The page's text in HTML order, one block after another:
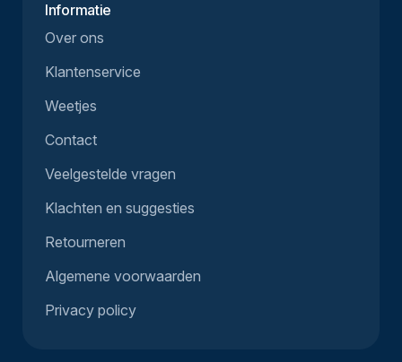
Informatie
Over ons
Klantenservice
Weetjes
Contact
Veelgestelde vragen
Klachten en suggesties
Retourneren
Algemene voorwaarden
Privacy policy